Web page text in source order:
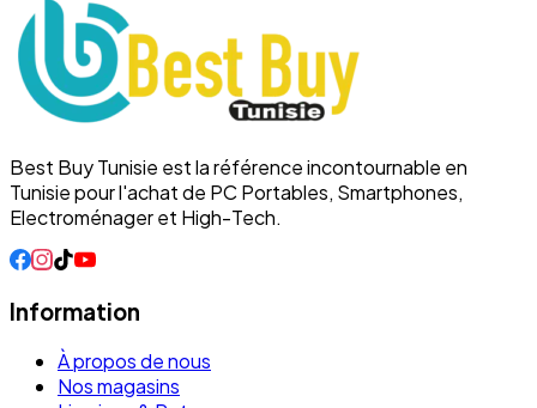
Best Buy Tunisie est la référence incontournable en
Tunisie pour l'achat de PC Portables, Smartphones,
Electroménager et High-Tech.
Information
À propos de nous
Nos magasins